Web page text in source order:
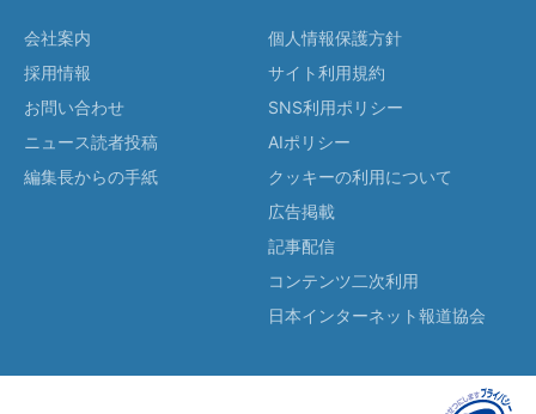
会社案内
採用情報
お問い合わせ
ニュース読者投稿
編集長からの手紙
個人情報保護方針
サイト利用規約
SNS利用ポリシー
AIポリシー
クッキーの利用について
広告掲載
記事配信
コンテンツ二次利用
日本インターネット報道協会